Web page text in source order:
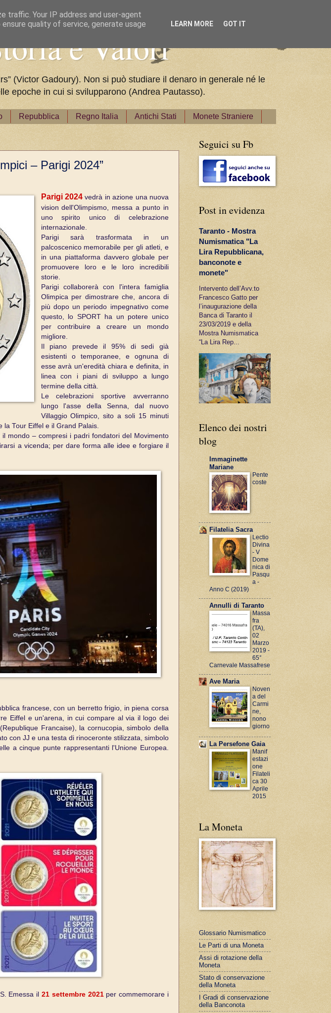
e Valori
(Victor Gadoury). Non si può studiare il denaro in generale né le
epoche in cui si svilupparono (Andrea Pautasso).
Repubblica Regno Italia Antichi Stati Monete Straniere
– Parigi 2024”
Parigi 2024vedrà in azione una nuova
vision dell'Olimpismo, messa a punto in
uno spirito unico di celebrazione
internazionale.
Parigi sarà trasformata in un
palcoscenico memorabile per gli atleti, e
in una piattaforma davvero globale per
promuovere loro e le loro incredibili
storie.
Parigi collaborerà con l'intera famiglia
Olimpica per dimostrare che, ancora di
più dopo un periodo impegnativo come
questo, lo SPORT ha un potere unico
per contribuire a creare un mondo
migliore.
Il piano prevede il 95% di sedi già
esistenti o temporanee, e ognuna di
esse avrà un'eredità chiara e definita, in
linea con i piani di sviluppo a lungo
termine della città.
Le celebrazioni sportive avverranno
lungo l'asse della Senna, dal nuovo
Villaggio Olimpico, sito a soli 15 minuti
Tour Eiffel e il Grand Palais.
mondo – compresi i padri fondatori del Movimento
a vicenda; per dare forma alle idee e forgiare il
francese, con un berretto frigio, in piena corsa
Eiffel e un'arena, in cui compare al via il logo dei
Francaise), la cornucopia, simbolo della
con JJ e una testa di rinoceronte stilizzata, simbolo
a cinque punte rappresentanti l'Unione Europea.
Emessa il21 settembre 2021per commemorare i
Seguici su Fb
Post in evidenza
Taranto - Mostra
Numismatica "La
Lira Repubblicana,
banconote e
monete"
Intervento dell’Avv.to
Francesco Gatto per
l’inaugurazione della
Banca di Taranto il
23/03/2019 e della
Mostra Numismatica
“La Lira Rep...
Elenco dei nostri
blog
Immaginette
Mariane
Pente
coste
Filatelia Sacra
Lectio
Divina
- V
Dome
nica di
Pasqu
a -
Anno C (2019)
Annulli di Taranto
Massa
fra
(TA),
02
Marzo
2019 -
65°
Carnevale Massafrese
Ave Maria
Noven
a del
Carmi
ne,
nono
giorno
La Persefone Gaia
Manif
estazi
one
Filateli
ca 30
Aprile
2015
La Moneta
Glossario Numismatico
Le Parti di una Moneta
Assi di rotazione della
Moneta
Stato di conservazione
della Moneta
I Gradi di conservazione
della Banconota
traffic. Your IP address and user-agent
quality of service, generate usage
LEARN MORE GOT IT